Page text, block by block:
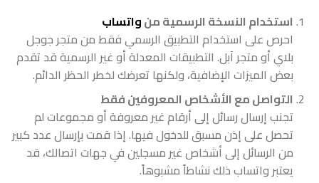
استخدام النسخة الرسمية منواتساب
احرص على استخدام التطبيق الرسمي فقط من متجر جوجل
بلاي أو متجر آبل. التطبيقات المعدلة أو غير الرسمية قد تقدم
بعض الميزات الإضافية، ولكنها تعرضك لخطر الحظر الدائم.
التواصل مع الأشخاص المعروفين فقط
تجنب إرسال رسائل إلى أرقام غير معروفة أو مجموعات لم
تحصل على إذن مسبق للدخول فيها. إذا قمت بإرسال عدد كبير
من الرسائل إلى أشخاص غير مسجلين في جهات اتصالك، قد
يعتبر واتساب ذلك نشاطاً مشبوهاً.